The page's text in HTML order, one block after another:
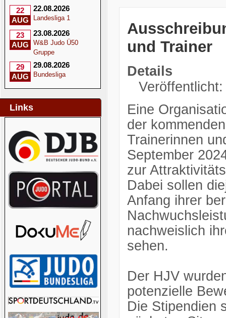
22
AUG
22.08.2026
Landesliga 1
23
AUG
23.08.2026
W&B Judo Ü50
Gruppe
29
AUG
29.08.2026
Bundesliga
Links
und Trainer
Details
Eine
der
Trainerinnen
September
zur
Dabei sollen
Anfang ihrer
nachweislich
sehen.
Der HJV
potenzielle
Die Stipendien